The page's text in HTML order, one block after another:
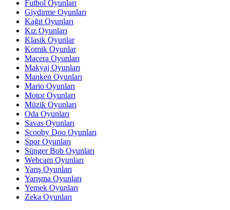
Futbol Oyunları
Giydirme Oyunları
Kağıt Oyunları
Kız Oyunları
Klasik Oyunlar
Komik Oyunlar
Macera Oyunları
Makyaj Oyunları
Manken Oyunları
Mario Oyunları
Motor Oyunları
Müzik Oyunları
Oda Oyunları
Savas Oyunları
Scooby Doo Oyunları
Spor Oyunları
Sünger Bob Oyunları
Webcam Oyunları
Yarış Oyunları
Yarışma Oyunları
Yemek Oyunları
Zeka Oyunları